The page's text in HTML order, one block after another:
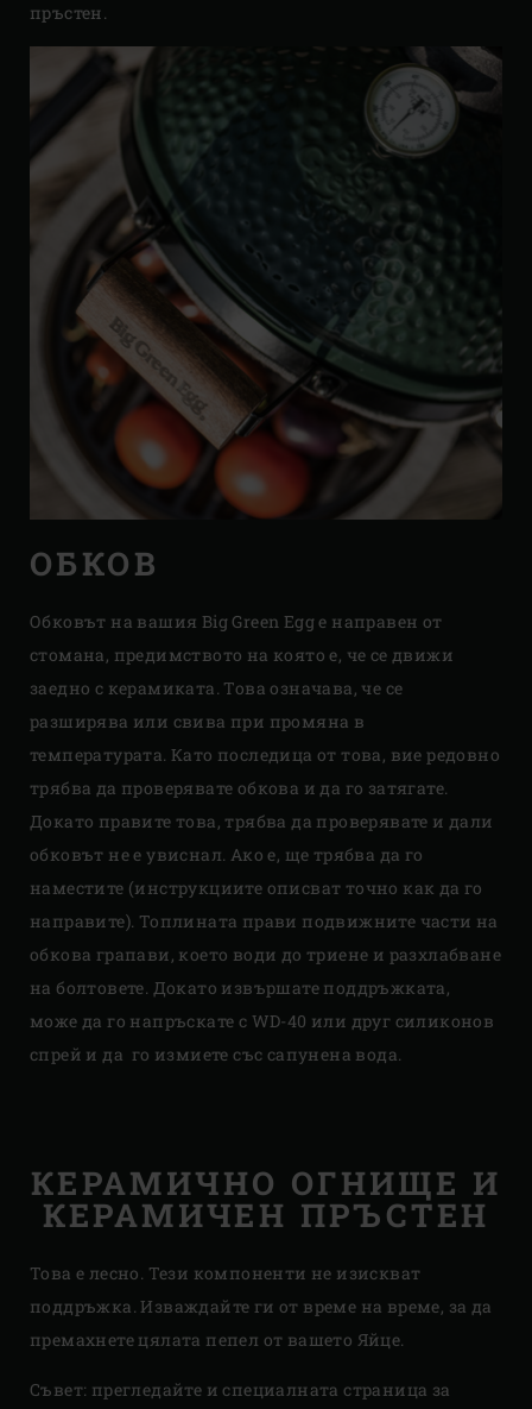
пръстен.
ОБКОВ
Обковът на вашия Big Green Egg е направен от
стомана, предимството на която е, че се движи
заедно с керамиката. Това означава, че се
разширява или свива при промяна в
температурата. Като последица от това, вие редовно
трябва да проверявате обкова и да го затягате.
Докато правите това, трябва да проверявате и дали
обковът не е увиснал. Ако е, ще трябва да го
наместите (инструкциите описват точно как да го
направите). Топлината прави подвижните части на
обкова грапави, което води до триене и разхлабване
на болтовете. Докато извършате поддръжката,
може да го напръскате с WD-40 или друг силиконов
спрей и да го измиете със сапунена вода.
КЕРАМИЧНО ОГНИЩЕ И
КЕРАМИЧЕН ПРЪСТЕН
Това е лесно. Тези компоненти не изискват
поддръжка. Изваждайте ги от време на време, за да
премахнете цялата пепел от вашето Яйце.
Съвет: прегледайте и специалната страница за